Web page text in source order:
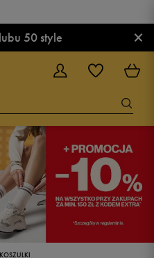
50 style ×
KOSZULKI